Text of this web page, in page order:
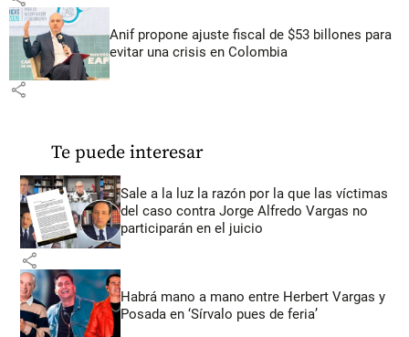
Anif propone ajuste fiscal de $53 billones para
evitar una crisis en Colombia
share
Te puede interesar
Sale a la luz la razón por la que las víctimas
del caso contra Jorge Alfredo Vargas no
participarán en el juicio
share
Habrá mano a mano entre Herbert Vargas y
Posada en ‘Sírvalo pues de feria’